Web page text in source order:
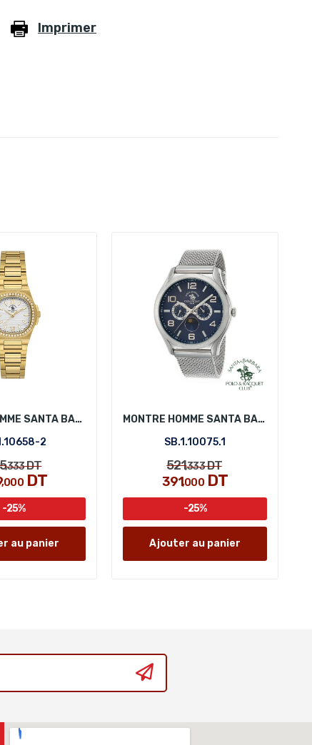
Imprimer
MONTRE FEMME SANTA BARBARA POLO SB.1.10658-2
2
,333DT
,000DT
-25%
au panier
MONTRE HOMME SANTA BARBARA POLO SB.1.10075.1
SB.1.10075.1
521,333DT
391,000DT
-25%
Ajouter au panier